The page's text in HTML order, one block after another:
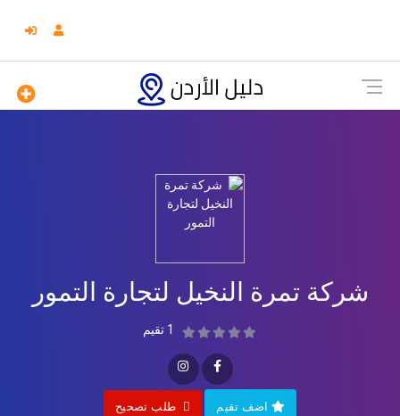
شركة تمرة النخيل لتجارة التمور
1 تقيم
اضف تقيم طلب تصحيح